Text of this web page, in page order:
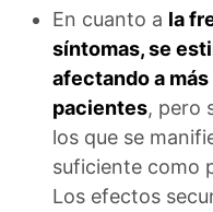
En cuanto a la
síntomas, se
afectando a
pacientes, pero
los que se
suficiente como
Los efectos